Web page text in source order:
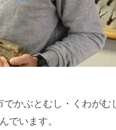
かぶとむし・くわがむ
でいます。